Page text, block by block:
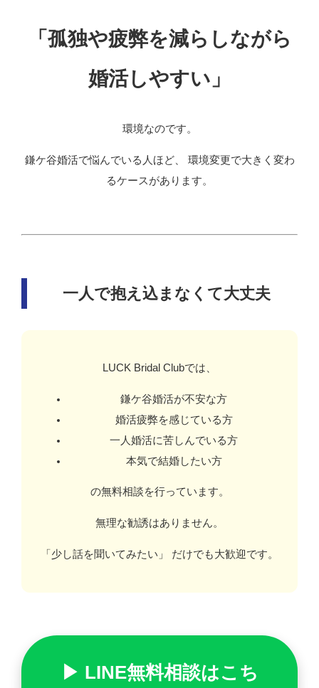
「孤独や疲弊を減らしながら
婚活しやすい」
環境なのです。
鎌ケ谷婚活で悩んでいる人ほど、 環境変更で大きく変わ
るケースがあります。
一人で抱え込まなくて大丈夫
LUCK Bridal Clubでは、
鎌ケ谷婚活が不安な方
婚活疲弊を感じている方
一人婚活に苦しんでいる方
本気で結婚したい方
の無料相談を行っています。
無理な勧誘はありません。
「少し話を聞いてみたい」 だけでも大歓迎です。
▶ LINE無料相談はこち